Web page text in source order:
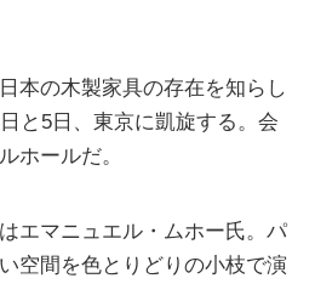
本の木製家具の存在を知らし
と5日、東京に凱旋する。会
ホールだ。
エマニュエル・ムホー氏。パ
空間を色とりどりの小枝で演